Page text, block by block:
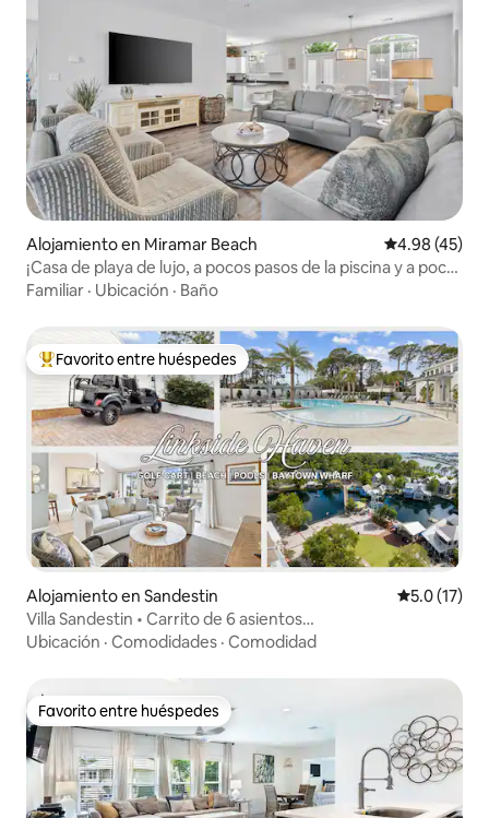
Alojamiento en Miramar Beach Calificación
4.98 (45)
¡Casa de playa de lujo, a pocos pasos de la piscina y a poca
distancia de la playa!
Familiar · Ubicación · Baño
Favorito entre huéspedes preferido
Favorito entre huéspedes
Alojamiento en Sandestin Calificación
5.0 (17)
Villa Sandestin • Carrito de 6 asientos
•Playa•Baytowne•Piscina
Ubicación · Comodidades · Comodidad
Favorito entre huéspedes
Favorito entre huéspedes